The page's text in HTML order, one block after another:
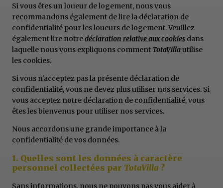
Si vous êtes un loueur de logement, nous vous
recommandons également de lire la déclaration de
confidentialité pour les loueurs de logement. Veuillez
également lire notredéclaration relative aux cookies dans
laquelle nous vous expliquons comment TotaVillautilise
les cookies.
Si vous n'acceptez pas la présente déclaration de
confidentialité, vous ne devez plus utiliser nos services. Si
vous acceptez notre déclaration de confidentialité, vous
êtes les bienvenus pour utiliser nos services.
Nous accordons une grande importance à la
confidentialité de vos données.
1. Quelles sont les données à caractère
personnel collectées par TotaVilla ?
Sans informations, nous ne pouvons pas vous aider à